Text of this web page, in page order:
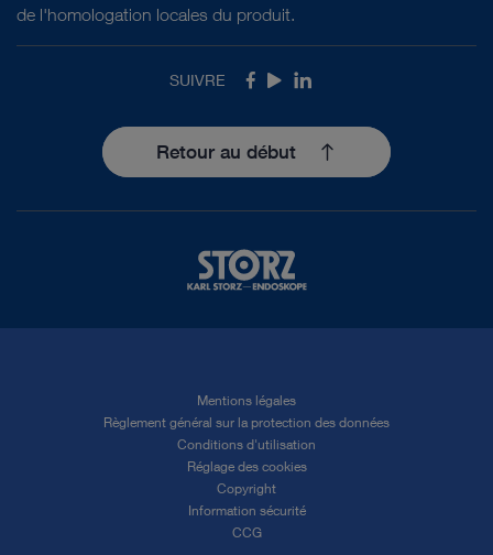
de l'homologation locales du produit.
SUIVRE Facebook
YoutubeLinkedIn
Retour au début
Mentions légales
Règlement général sur la protection des données
Conditions d'utilisation
Réglage des cookies
Copyright
Information sécurité
CCG